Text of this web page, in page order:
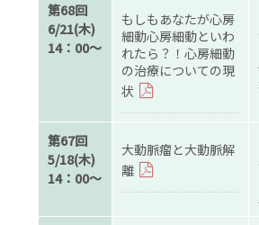
第68回
6/21(木)
14：00～
もしもあなたが心房
細動心房細動といわ
れたら？！心房細動
の治療についての現
状
第67回
5/18(木)
14：00～
大動脈瘤と大動脈解
離